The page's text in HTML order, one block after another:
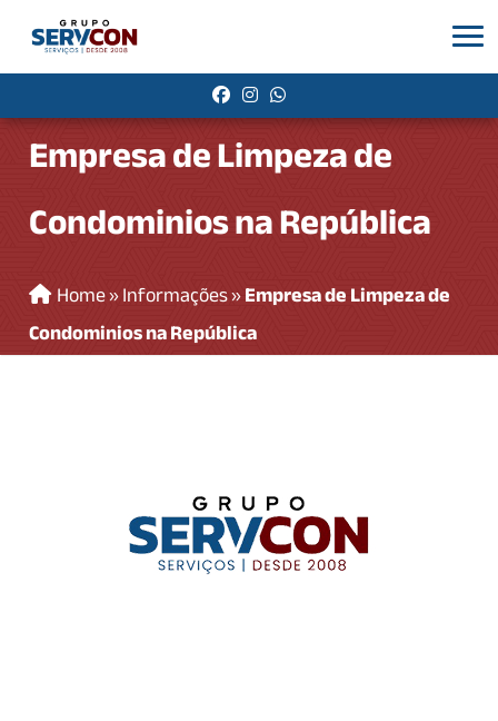
Empresa de Limpeza de
Condominios na República
Home»Informações»Empresa de Limpeza de
Condominios na República